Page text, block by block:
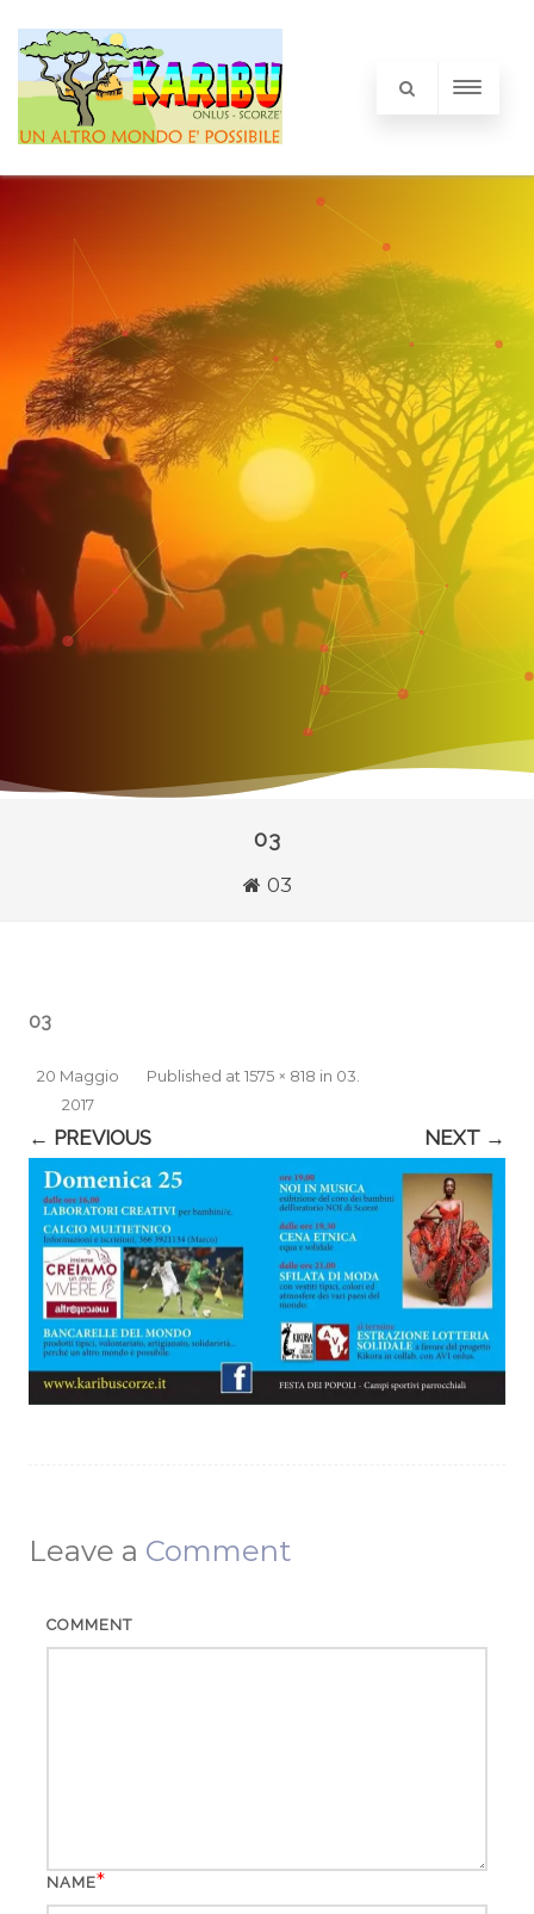
03
03
03
Published
20 Maggio
2017
at 1575 × 818 in 03
← PREVIOUS NEXT →
Leave a Comment
COMMENT
NAME*